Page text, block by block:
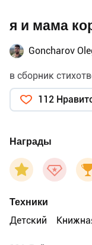
я и мама
Goncharov
в сборник
112
Награды
Техники
Детский